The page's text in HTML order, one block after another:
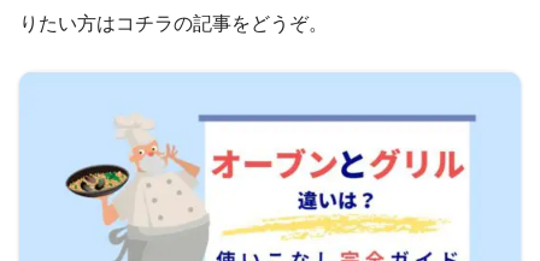
りたい方はコチラの記事をどうぞ。